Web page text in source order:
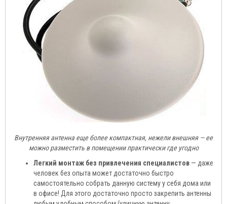
Внутренняя антенна еще более компактная, нежели внешняя — ее
можно разместить в помещении практически где угодно
Легкий монтаж без привлечения специалистов — даже
человек без опыта может достаточно быстро
самостоятельно собрать данную систему у себя дома или
в офисе! Для этого достаточно просто закрепить антенны